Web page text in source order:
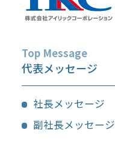
Top Message
代表メッセージ
社長メッセージ
副社長メッセージ